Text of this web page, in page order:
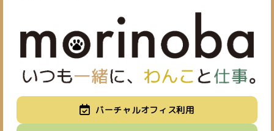
TEL. 019-601-7827
[営業時間] 10:00~19:00
[定休日] 日・祝
バーチャルオフィス利用